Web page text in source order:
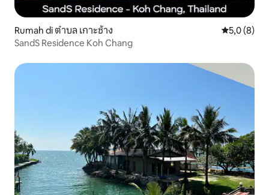
Rumah di ตำบล เกาะช้าง Nilai rata-
5,0 (8)
SandS Residence Koh Chang